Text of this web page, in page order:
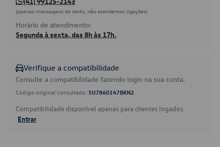
(apenas mensagens de texto, não atendemos ligações)
Horário de atendimento:
Segunda à sexta, das 8h às 17h.
Verifique a compatibilidade
Consulte a compatibilidade fazendo login na sua conta.
Código original consultado: 5U7860147BKN2
Compatibilidade disponível apenas para clientes logados.
Entrar